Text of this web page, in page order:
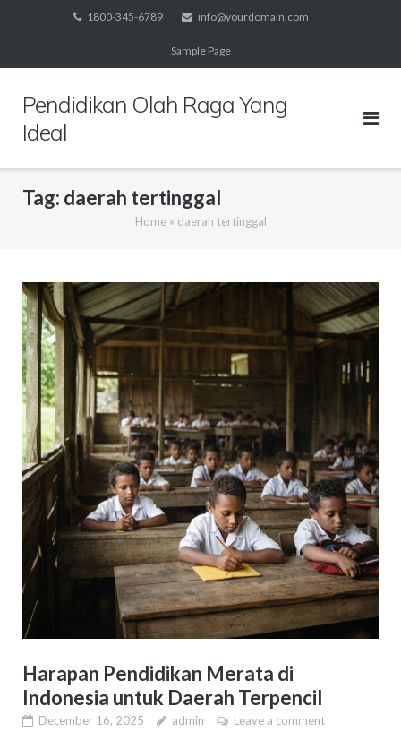
1800-345-6789 info@yourdomain.com
Sample Page
Pendidikan Olah Raga Yang
Ideal
Tag: daerah tertinggal
Home» daerah tertinggal
Harapan Pendidikan Merata di
Indonesia untuk Daerah Terpencil
December 16, 2025 admin Leave a comment